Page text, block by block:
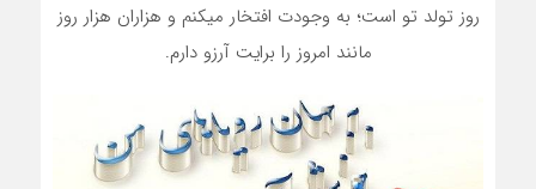
روز تولد تو است؛ به وجودت افتخار میکنم و هزاران هزار روز
مانند امروز را برایت آرزو دارم.